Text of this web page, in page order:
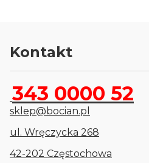
Kontakt
343 0000 52
sklep@bocian.pl
ul. Wręczycka 268
42-202 Częstochowa